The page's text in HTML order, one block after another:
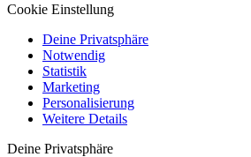
Cookie Einstellung
Deine Privatsphäre
Notwendig
Statistik
Marketing
Personalisierung
Weitere Details
Deine Privatsphäre